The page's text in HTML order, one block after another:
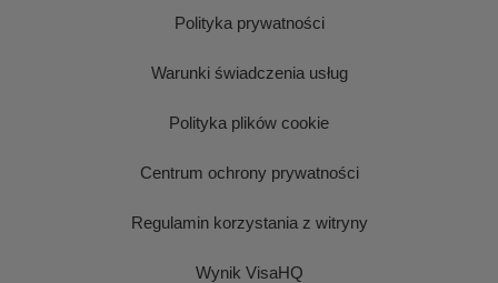
Polityka prywatności
Warunki świadczenia usług
Polityka plików cookie
Centrum ochrony prywatności
Regulamin korzystania z witryny
Wynik VisaHQ